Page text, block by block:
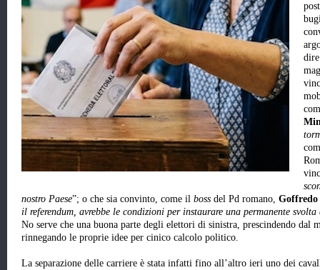
nostro Paese”; o che sia convinto, come il boss del Pd romano,
il referendum, avrebbe le condizioni per instaurare una permanente
No serve che una buona parte degli elettori di sinistra, prescindendo dal
rinnegando le proprie idee per cinico calcolo politico.
La separazione delle carriere è stata infatti fino all’altro ieri uno dei